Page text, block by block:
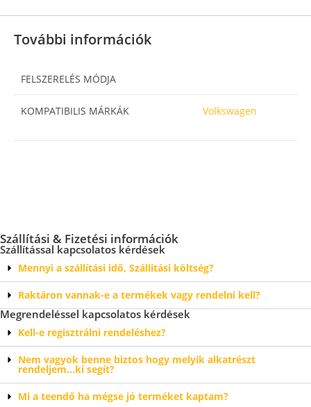
További információk
FELSZERELÉS MÓDJA
KOMPATIBILIS MÁRKÁK Volkswagen
Szállítási & Fizetési információk
Szállítással kapcsolatos kérdések
Mennyi a szállítási idő, Szállitási költség?
Raktáron vannak-e a termékek vagy rendelni kell?
Megrendeléssel kapcsolatos kérdések
Kell-e regisztrálni rendeléshez?
Nem vagyok benne biztos hogy melyik alkatrészt
rendeljem…ki segít?
Mi a teendő ha mégse jó terméket kaptam?